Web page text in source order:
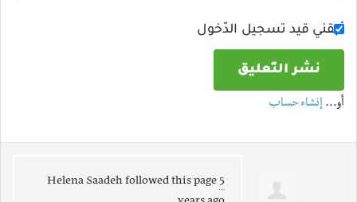
أبقني قيد تسجيل الدّخول
أو…إنشاء حساب
Helena Saadehfollowed this page